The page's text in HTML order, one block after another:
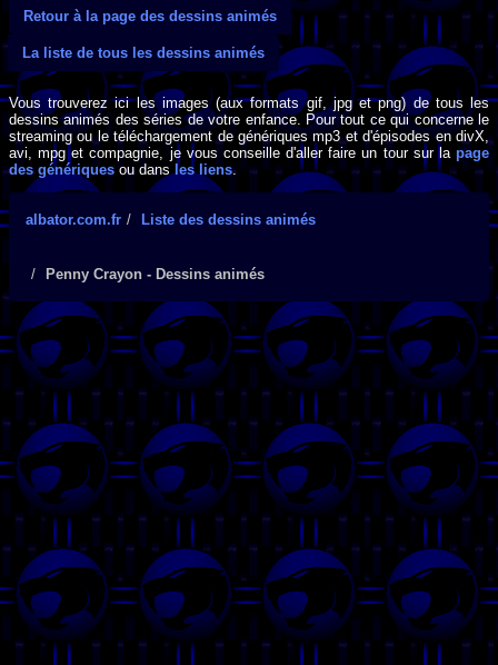
Retour à la page des dessins animés
La liste de tous les dessins animés
Vous trouverez ici les images (aux formats gif, jpg et png) de tous les
dessins animés des séries de votre enfance. Pour tout ce qui concerne le
streaming ou le téléchargement de génériques mp3 et d'épisodes en divX,
avi, mpg et compagnie, je vous conseille d'aller faire un tour sur la page
des génériques ou dansles liens.
albator.com.fr Liste des dessins animés
Penny Crayon - Dessins animés